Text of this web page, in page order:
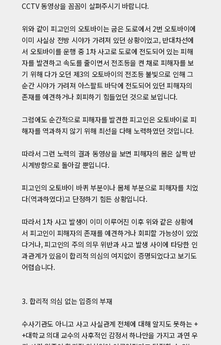
CCTV 동영상을 꼼꼼이 살펴주시기 바랍니다.
위와 같이 피고인의 오토바이는 굽은 도로에서 2번 오토바이에
이미 사실상 전방 시야가 가려져 있던 상황이었고, 반대차선에
서 오토바이를 운행 중 1차 사고로 도로에 전도되어 있는 피해
자를 발견하고 속도를 줄이면서 전조등을 켠 채로 피해자를 보
기 위해 다가 오던 제3의 오토바이의 전조등 불빛으로 인해 그
순간 시야가 가려져 아스팔트 바닥에 전도되어 있던 피해자의
존재를 예견하거나 회피하기 힘들었던 것으로 보입니다.
그럼에도 순간적으로 피해자를 발견한 피고인은 오토바이로 피
해자를 역과하지 않기 위해 최선을 다해 노력하였던 것입니다.
따라서 그런 노력의 결과 동영상을 보면 피해자의 몸은 살짝 반
시계방향으로 돌아갈 뿐입니다.
피고인의 오토바이 바퀴 부분이나 몸체 부분으로 피해자를 치었
다(역과하였다)고 단정하기 힘든 상황입니다.
따라서 1차 사고 발생이 이미 이루어진 이후 위와 같은 상황에
서 피고인이 피해자의 존재를 예견하거나 회피할 가능성이 있었
다거나, 피고인의 주의 의무 위반과 사고 발생 사이에 타당한 인
과관계가 있음이 합리적 의심의 여지없이 증명되었다고 보기도
어렵습니다.
3. 합리적 의심 없는 입증의 부재
수사기관도 아니고 사고 사실관계 전체에 대해 알지도 못하는 +
+대학교 의대 교수의 사후적인 감정서 하나만을 가지고 과연 우